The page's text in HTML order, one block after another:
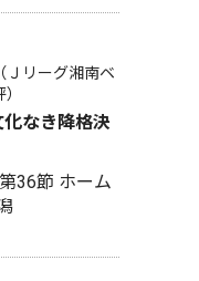
2026.08.01
特
感謝
分 配分
Ｊリーグ湘南ベ
なき降格決
36節 ホーム